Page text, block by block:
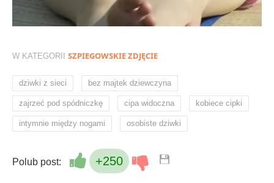
W KATEGORII SZPIEGOWSKIE ZDJĘCIE
dziwki z sieci bez majtek dziewczyna
zajrzeć pod spódniczkę cipa widoczna kobiece cipki
intymnie między nogami osobiste dziwki
Polub post: +250